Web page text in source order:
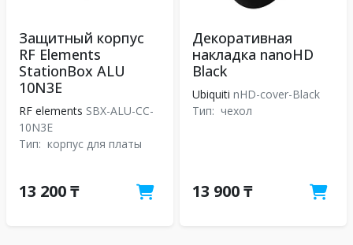
Защитный корпус
RF Elements
StationBox ALU
10N3E
RF elements SBX-ALU-CC-
10N3E
Тип: корпус для платы
13 200 ₸
Декоративная
накладка nanoHD
Black
Ubiquiti nHD-cover-Black
Тип: чехол
13 900 ₸